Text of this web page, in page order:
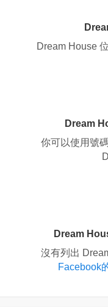
Dream House
Dream
你可以使用號
Dream
沒有列出
Facebook